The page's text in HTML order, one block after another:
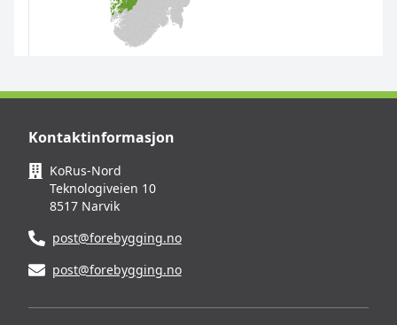
Kontaktinformasjon
KoRus-Nord
Teknologiveien 10
8517 Narvik
post@forebygging.no
post@forebygging.no